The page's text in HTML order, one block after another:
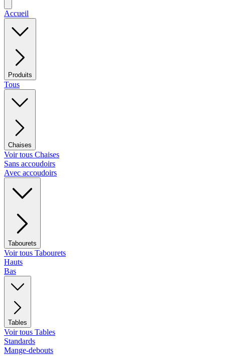
Accueil
Produits
Tous
Chaises
Voir tous Chaises
Sans accoudoirs
Avec accoudoirs
Tabourets
Voir tous Tabourets
Hauts
Bas
Tables
Voir tous Tables
Standards
Mange-debouts